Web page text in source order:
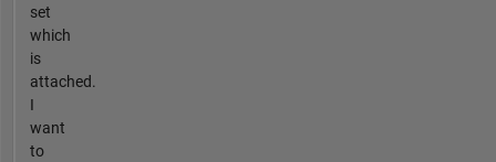
set
which
is
attached.
I
want
to